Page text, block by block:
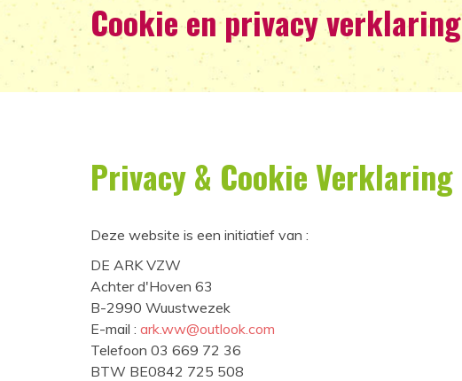
Cookie en privacy verklaring
Privacy & Cookie Verklaring
Deze website is een initiatief van :
DE ARK VZW
Achter d'Hoven 63
B-2990 Wuustwezek
E-mail : ark.ww@outlook.com
Telefoon 03 669 72 36
BTW BE0842 725 508